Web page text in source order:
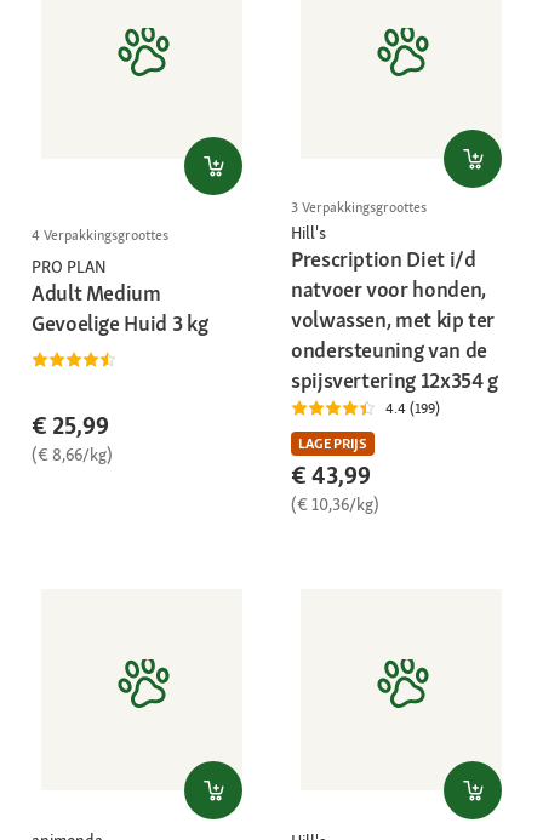
4 Verpakkingsgroottes
PRO PLAN
Adult Medium
Gevoelige Huid 3 kg
€ 25,99
(€ 8,66/kg)
3 Verpakkingsgroottes
Hill's
Prescription Diet i/d
natvoer voor honden,
volwassen, met kip ter
ondersteuning van de
spijsvertering 12x354 g
4.4 (199)
LAGE PRIJS
€ 43,99
(€ 10,36/kg)